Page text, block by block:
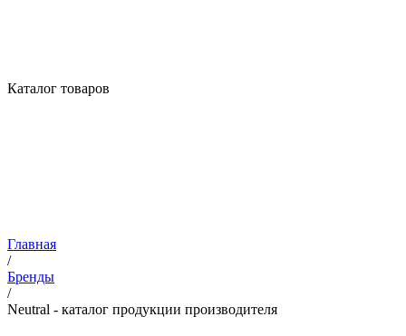
Каталог товаров
Главная
/
Бренды
/
Neutral - каталог продукции производителя